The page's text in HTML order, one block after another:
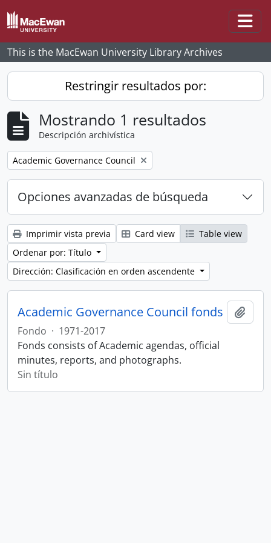
Skip to main content
This is the MacEwan University Library Archives
Restringir resultados por:
Mostrando 1 resultados
Descripción archivística
Remove filter:
Academic Governance Council
Opciones avanzadas de búsqueda
Imprimir vista previa Card view
Table view
Ordenar por: Título
Dirección: Clasificación en orden ascendente
Academic Governance Council fonds
Fondo · 1971-2017
Fonds consists of Academic agendas, official
minutes, reports, and photographs.
Sin título